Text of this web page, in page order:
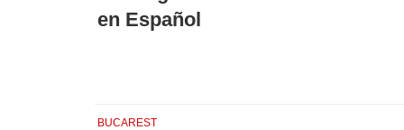
en Español
BUCAREST